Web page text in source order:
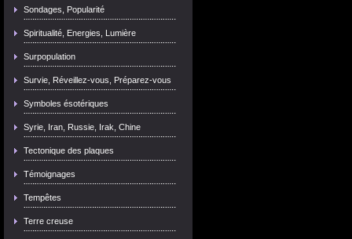
Sondages, Popularité
Spiritualité, Energies, Lumière
Surpopulation
Survie, Réveillez-vous, Préparez-vous
Symboles ésotériques
Syrie, Iran, Russie, Irak, Chine
Tectonique des plaques
Témoignages
Tempêtes
Terre creuse